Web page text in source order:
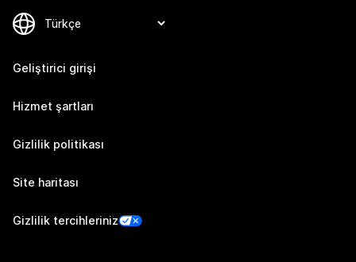
Geliştirici girişi
Hizmet şartları
Gizlilik politikası
Site haritası
Gizlilik tercihleriniz